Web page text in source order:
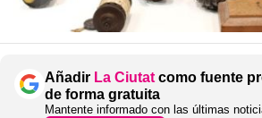
Añadir La Ciutat como fuente
de forma gratuita
Mantente informado con las últimas